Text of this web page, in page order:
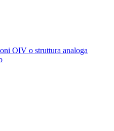
OIV o struttura analoga